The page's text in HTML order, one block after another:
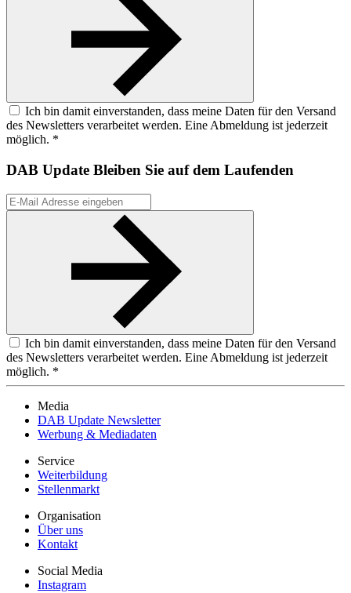
Ich bin damit einverstanden, dass meine Daten für den Versand
des Newsletters verarbeitet werden. Eine Abmeldung ist jederzeit
möglich. *
DAB Update Bleiben Sie auf dem Laufenden
Ich bin damit einverstanden, dass meine Daten für den Versand
des Newsletters verarbeitet werden. Eine Abmeldung ist jederzeit
möglich. *
Media
DAB Update Newsletter
Werbung & Mediadaten
Service
Weiterbildung
Stellenmarkt
Organisation
Über uns
Kontakt
Social Media
Instagram